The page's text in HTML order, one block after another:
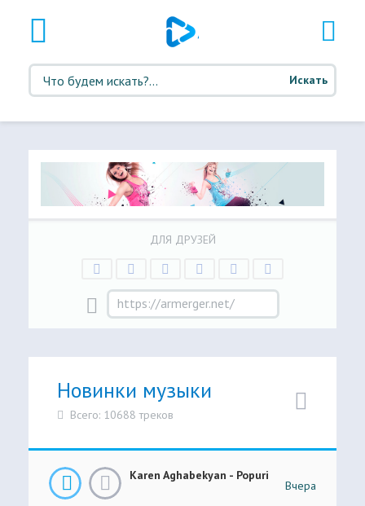
Искать
ДЛЯ ДРУЗЕЙ
Новинки музыки
Всего: 10688 треков
Karen Aghabekyan - Popuri
Вчера